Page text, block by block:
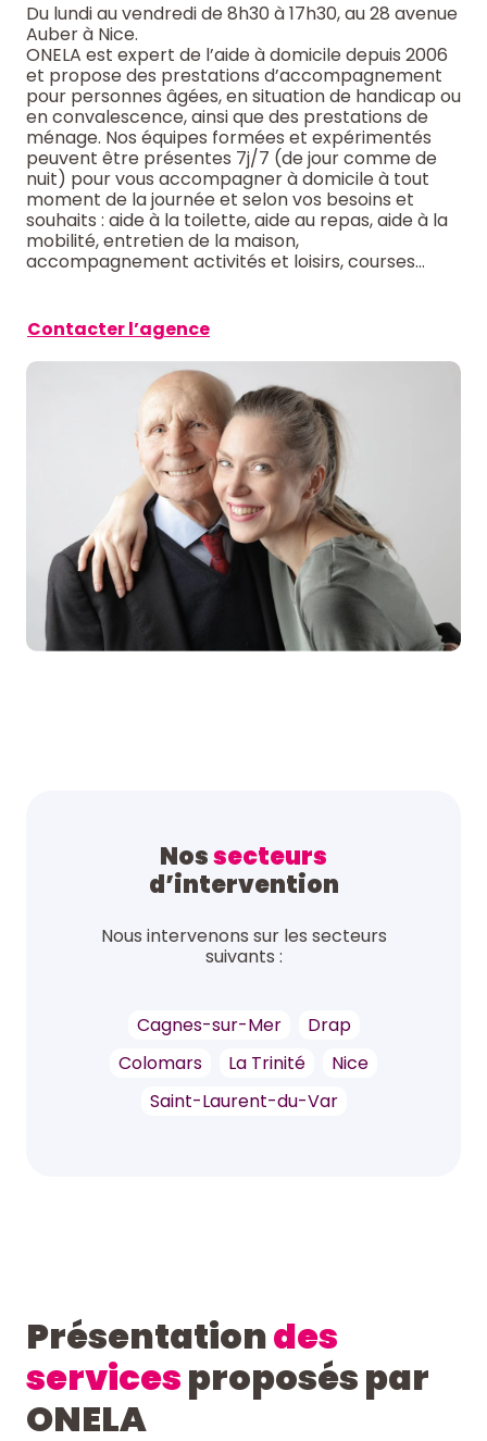
Du lundi au vendredi de 8h30 à 17h30, au28 avenue
Auber à Nice.
ONELA est expert de l’aide à domicile depuis 2006
et propose des prestations d’accompagnement
pour personnes âgées, en situation de handicap ou
en convalescence, ainsi que des prestations de
ménage. Nos équipes formées et expérimentés
peuvent être présentes 7j/7 (de jour comme de
nuit) pour vous accompagner à domicile à tout
moment de la journée et selon vos besoins et
souhaits : aide à la toilette, aide au repas, aide à la
mobilité, entretien de la maison,
accompagnement activités et loisirs, courses…
Contacter l’agence
Nossecteurs
d’intervention
Nous intervenons sur les secteurs
suivants :
Cagnes-sur-Mer
Drap
Colomars
La Trinité
Nice
Saint-Laurent-du-Var
Présentationdes
servicesproposés par
ONELA